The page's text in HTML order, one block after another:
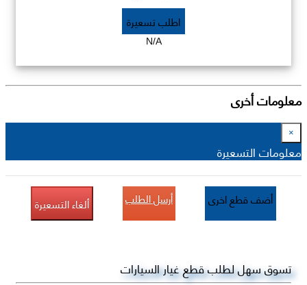
اطلب تسعيرة
N/A
معلومات أخرى
×
معلومات التسعيرة
أضف قطع اخرى أرسل الطلب ألغاء التسعيرة
تسوق سهل لطلب قطع غيار السيارات